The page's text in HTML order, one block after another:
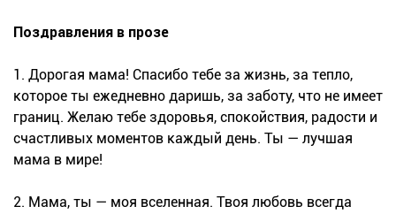
Поздравления в прозе
1. Дорогая мама! Спасибо тебе за жизнь, за тепло,
которое ты ежедневно даришь, за заботу, что не имеет
границ. Желаю тебе здоровья, спокойствия, радости и
счастливых моментов каждый день. Ты — лучшая
мама в мире!
2. Мама, ты — моя вселенная. Твоя любовь всегда